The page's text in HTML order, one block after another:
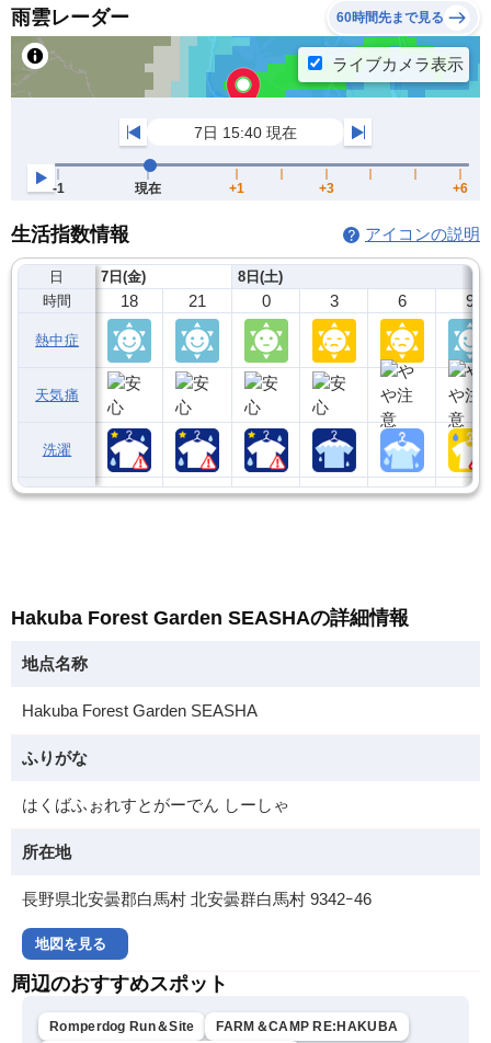
雨雲レーダー 60時間先まで見る
生活指数情報 アイコンの説明
日
時間
熱中症
天気痛
洗濯
7日(金)
18 21
8日(土)
0 3 6 9
Hakuba Forest Garden SEASHAの詳細情報
地点名称
Hakuba Forest Garden SEASHA
ふりがな
はくばふぉれすとがーでん しーしゃ
所在地
長野県北安曇郡白馬村 北安曇群白馬村 9342ｰ46
地図を見る
周辺のおすすめスポット
Romperdog Run＆Site
FARM＆CAMP RE:HAKUBA